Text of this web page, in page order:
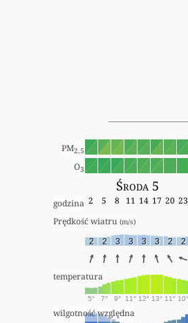
PM2.5
O3
Środa 5
godzina 2 5 8 11 14 17 20 23
Prędkość wiatru (m/s)
2 2 3 3 3 3 2 2
temperatura
5° 7° 9° 11° 12° 13° 11° 10°
wilgotność względna